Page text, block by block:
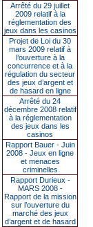
Arrêté du 29 juillet
2009 relatif à la
réglementation des
jeux dans les casinos
Projet de Loi du 30
mars 2009 relatif à
l’ouverture à la
concurrence et à la
régulation du secteur
des jeux d’argent et
de hasard en ligne
Arrêté du 24
décembre 2008 relatif
à la réglementation
des jeux dans les
casinos
Rapport Bauer - Juin
2008 - Jeux en ligne
et menaces
criminelles
Rapport Durieux -
MARS 2008 -
Rapport de la mission
sur l’ouverture du
marché des jeux
d’argent et de hasard